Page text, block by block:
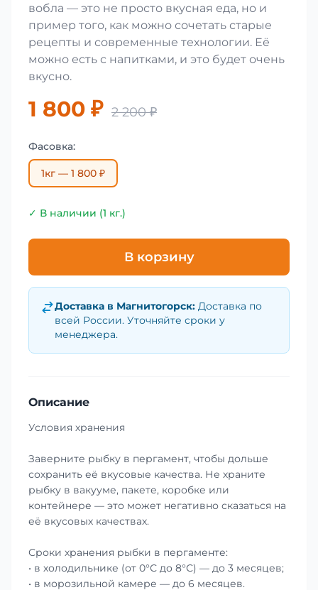
вобла — это не просто вкусная еда, но и
пример того, как можно сочетать старые
рецепты и современные технологии. Её
можно есть с напитками, и это будет очень
вкусно.
1 800 ₽ 2 200 ₽
Фасовка:
1кг — 1 800 ₽
✓ В наличии (1 кг.)
В корзину
Доставка в Магнитогорск: Доставка по
всей России. Уточняйте сроки у
менеджера.
Описание
Условия хранения
Заверните рыбку в пергамент, чтобы дольше
сохранить её вкусовые качества. Не храните
рыбку в вакууме, пакете, коробке или
контейнере — это может негативно сказаться на
её вкусовых качествах.
Сроки хранения рыбки в пергаменте:
• в холодильнике (от 0°С до 8°С) — до 3 месяцев;
• в морозильной камере — до 6 месяцев.